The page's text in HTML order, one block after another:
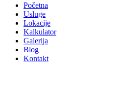
Početna
Usluge
Lokacije
Kalkulator
Galerija
Blog
Kontakt